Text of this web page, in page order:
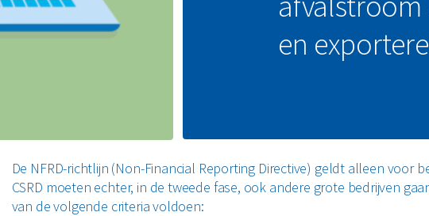
en
De NFRD-richtlijn (Non-Financial Reporting Directive) geldt alleen voor
CSRD moeten echter, in de tweede fase, ook andere grote bedrijven
van de volgende criteria voldoen: